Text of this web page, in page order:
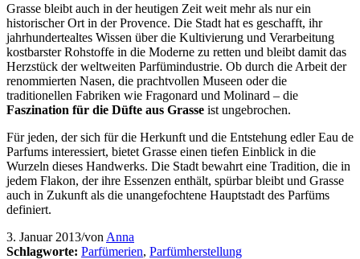
Grasse bleibt auch in der heutigen Zeit weit mehr als nur ein
historischer Ort in der Provence. Die Stadt hat es geschafft, ihr
jahrhundertealtes Wissen über die Kultivierung und Verarbeitung
kostbarster Rohstoffe in die Moderne zu retten und bleibt damit das
Herzstück der weltweiten Parfümindustrie. Ob durch die Arbeit der
renommierten Nasen, die prachtvollen Museen oder die
traditionellen Fabriken wie Fragonard und Molinard – die
Faszination für die Düfte aus Grasse ist ungebrochen.
Für jeden, der sich für die Herkunft und die Entstehung edler Eau de
Parfums interessiert, bietet Grasse einen tiefen Einblick in die
Wurzeln dieses Handwerks. Die Stadt bewahrt eine Tradition, die in
jedem Flakon, der ihre Essenzen enthält, spürbar bleibt und Grasse
auch in Zukunft als die unangefochtene Hauptstadt des Parfüms
definiert.
3. Januar 2013/von Anna
Schlagworte: Parfümerien, Parfümherstellung